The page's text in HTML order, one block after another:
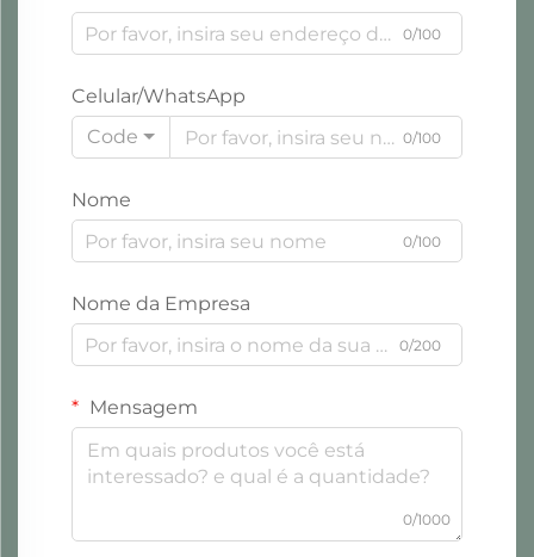
0/100
Celular/WhatsApp
Code
0/100
Nome
0/100
Nome da Empresa
0/200
Mensagem
0/1000